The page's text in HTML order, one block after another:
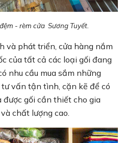
- rèm cửa Sương Tuyết.
và phát triển, cửa hàng nắm
của tất cả các loại gối đang
nhu cầu mua sắm những
vấn tận tình, cặn kẽ để có
được gối cần thiết cho gia
chất lượng cao.